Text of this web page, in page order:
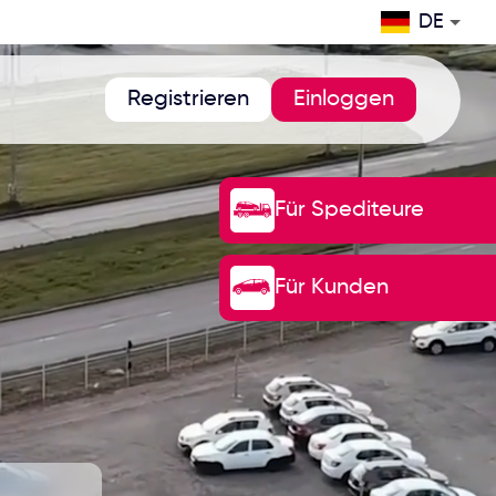
DE
Registrieren Einloggen
Für Kunden
Für Spediteure